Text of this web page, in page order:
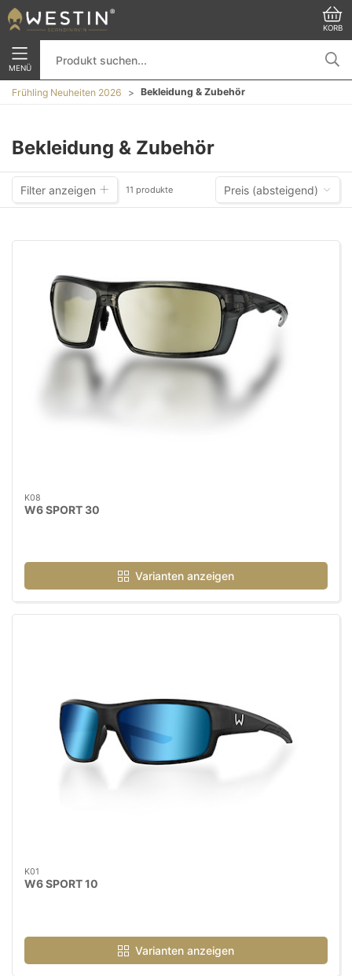
KORB
MENÜ
Frühling Neuheiten 2026 Bekleidung & Zubehör
Bekleidung & Zubehör
Filter anzeigen 11 produkte Preis (absteigend)
K08
W6 SPORT 30
Varianten anzeigen
K01
W6 SPORT 10
Varianten anzeigen